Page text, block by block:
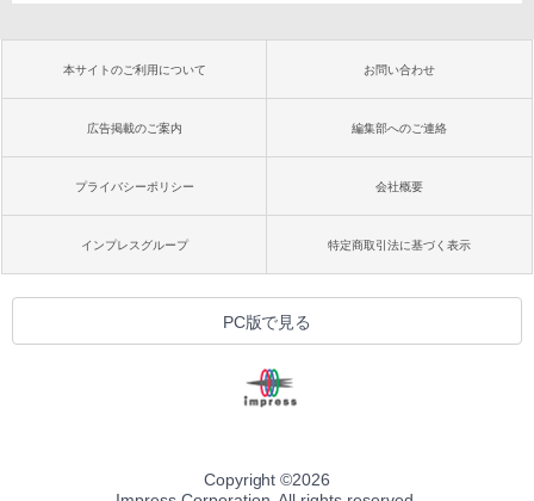
本サイトのご利用について お問い合わせ
広告掲載のご案内 編集部へのご連絡
プライバシーポリシー 会社概要
インプレスグループ 特定商取引法に基づく表示
PC版で見る
Copyright ©2026